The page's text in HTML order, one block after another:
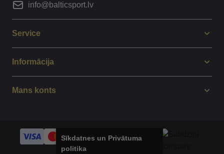
info@balticsport.lv
Service
Informācija
Mans konts
Sīkdatnes un Privātuma
politika